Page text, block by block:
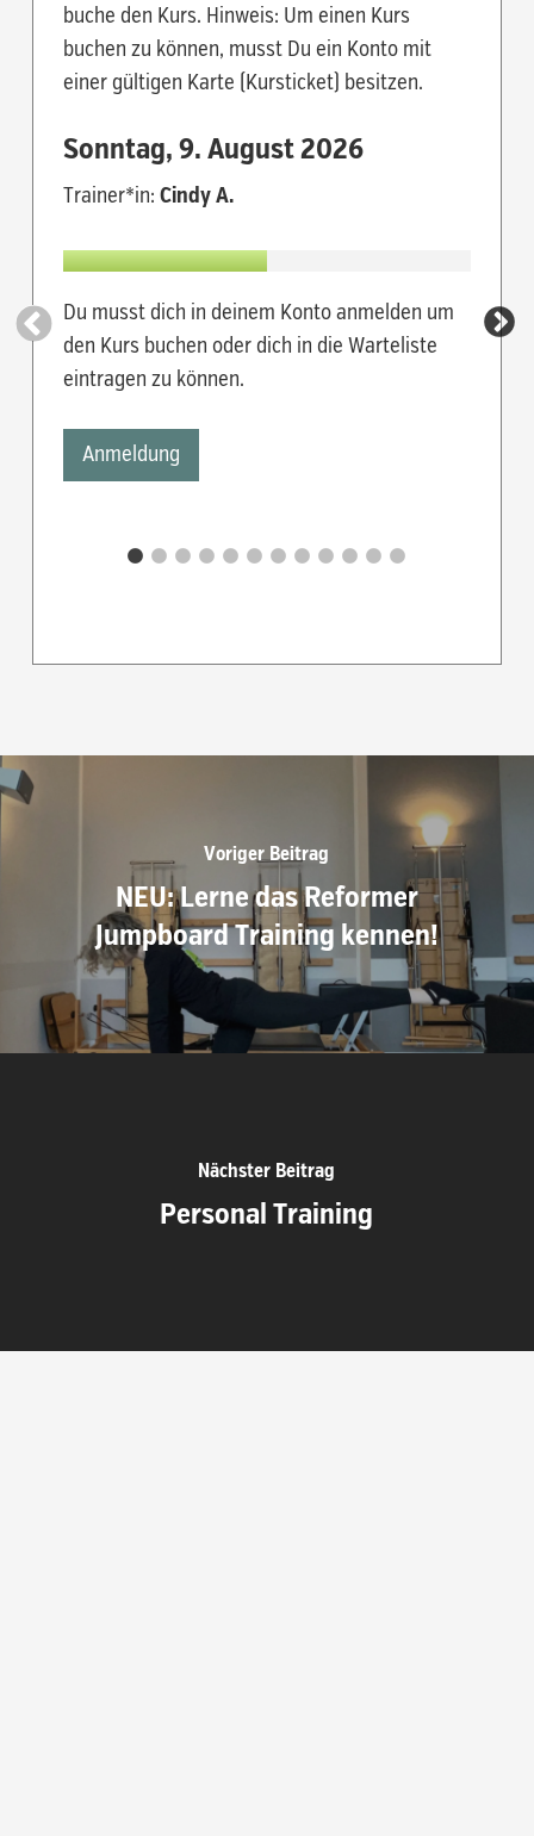
buche den Kurs. Hinweis: Um einen Kurs
buchen zu können, musst Du ein Konto mit
einer gültigen Karte (Kursticket) besitzen.
Sonntag, 9. August 2026
Trainer*in: Cindy A.
Du musst dich in deinem Konto anmelden um
den Kurs buchen oder dich in die Warteliste
eintragen zu können.
Anmeldung
Du
Voriger Beitrag
NEU: Lerne das Reformer
Jumpboard Training kennen!
Nächster Beitrag
Personal Training